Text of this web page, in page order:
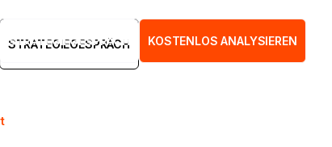
STRATEGIEGESPRÄCH
STRATEGIEGESPRÄCH KOSTENLOS ANALYSIEREN